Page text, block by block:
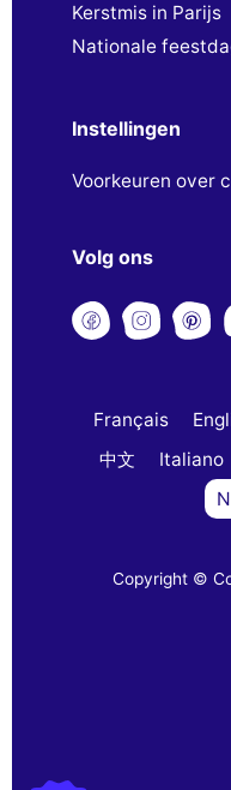
Kerstmis in Parijs
Nationale
Instellingen
Voorkeuren over
Volg ons
Français
中文
Italiano
Copyright ©